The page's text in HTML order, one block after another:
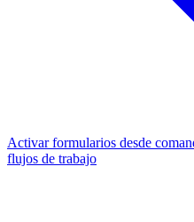
Activar formularios desde
flujos de trabajo